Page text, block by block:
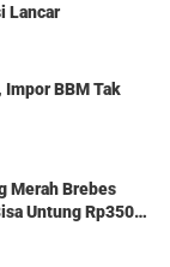
Lancar
Impor BBM Tak
Merah Brebes
Untung Rp350